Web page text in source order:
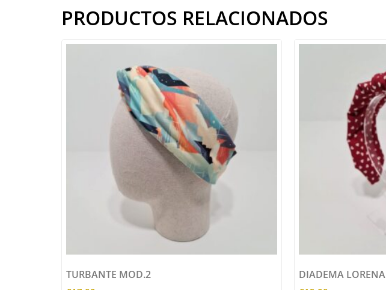
PRODUCTOS RELACIONADOS
TURBANTE MOD.2 DIADEMA LORENA